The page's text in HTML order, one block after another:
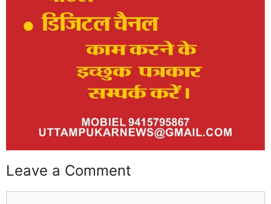
Leave a Comment